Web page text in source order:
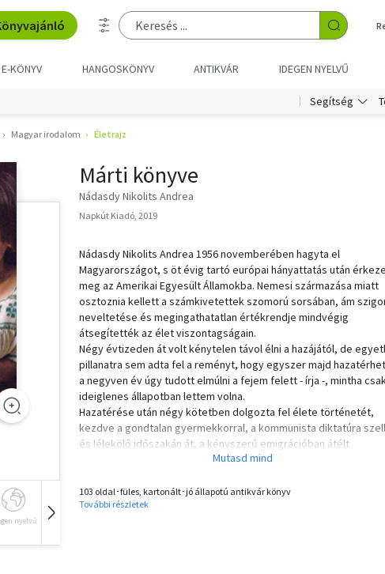
E-KÖNYV HANGOSKÖNYV ANTIKVÁR IDEGEN NYELVŰ
Segítség
Magyar irodalom Életrajz
nyelvű Hangoskönyv
Márti könyve
Nádasdy Nikolits Andrea
Napkút Kiadó, 2019
Nádasdy Nikolits Andrea 1956 novemberében hagyta el
Magyarországot, s öt évig tartó európai hányattatás után
meg az Amerikai Egyesült Államokba. Nemesi származása miatt
osztoznia kellett a számkivetettek szomorú sorsában, ám
neveltetése és megingathatatlan értékrendje mindvégig
átsegítették az élet viszontagságain.
Négy évtizeden át volt kénytelen távol élni a hazájától, de
pillanatra sem adta fel a reményt, hogy egyszer majd
a negyven év úgy tudott elmúlni a fejem felett - írja -, mintha
ideiglenes állapotban lettem volna.
Hazatérése után négy kötetben dolgozta fel élete történetét,
kezdve a gondtalan gyermekkorral, a kommunista diktatúra
és lélekölő időszakán át, a kényszerű emigrációban átélt
hagyják el önként a hazájukat, talán föl sem merül bennük, hogy a
bőség vonzása s az átgondolatlan kíváncsiság mennyire
103 oldal･füles, kartonált･jó állapotú antikvár könyv
További részletek